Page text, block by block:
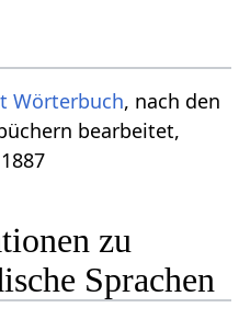
Wörterbuch, nach den
bearbeitet,
zu
Sprachen